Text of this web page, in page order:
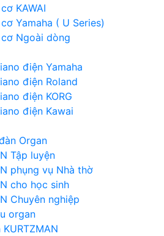
KAWAI
Yamaha ( U Series)
cơ Ngoài dòng
điện Yamaha
điện Roland
điện KORG
điện Kawai
Organ
Tập luyện
phụng vụ Nhà thờ
cho học sinh
Chuyên nghiệp
organ
KURTZMAN